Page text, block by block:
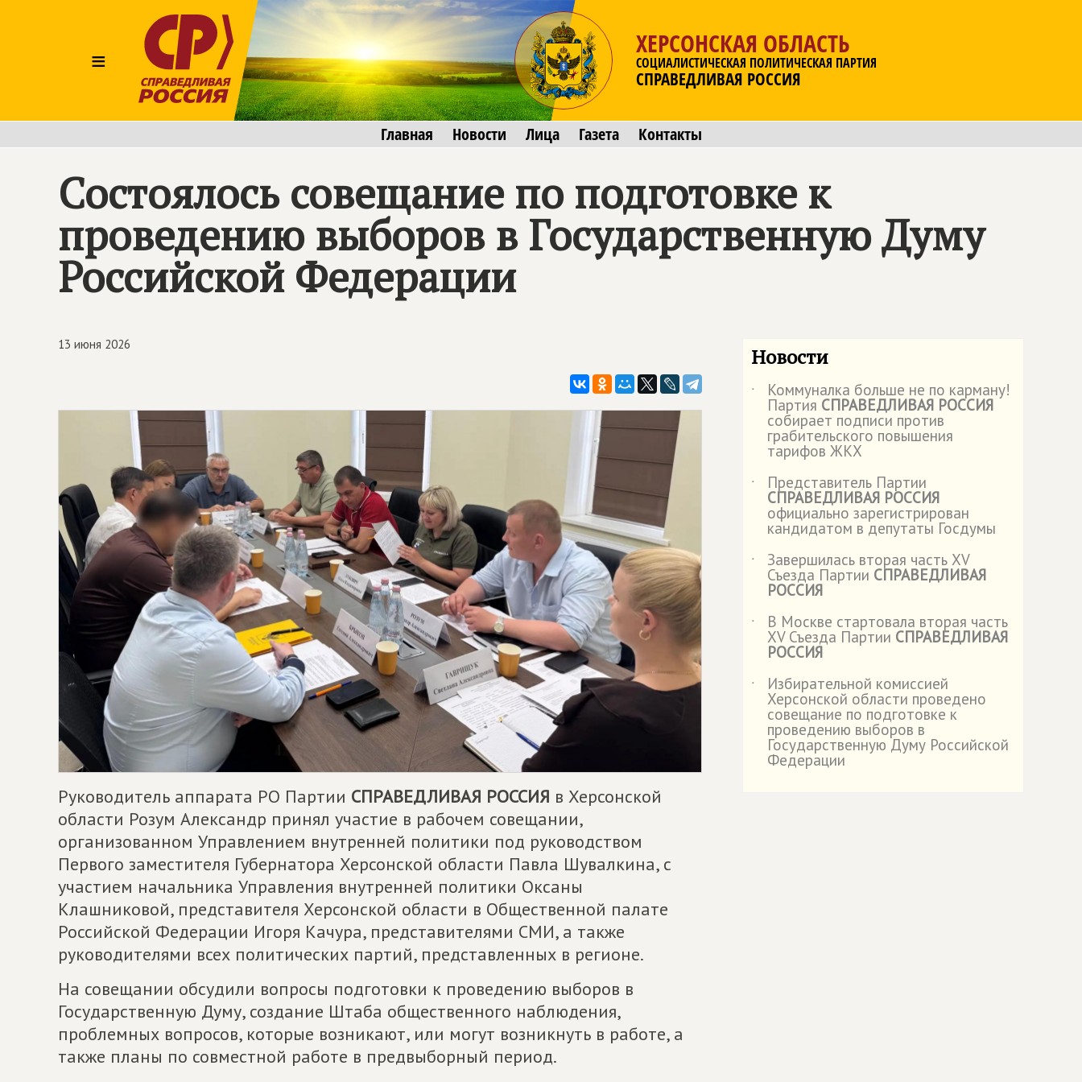
≡
ХЕРСОНСКАЯ ОБЛАСТЬ
СОЦИАЛИСТИЧЕСКАЯ ПОЛИТИЧЕСКАЯ ПАРТИЯ
СПРАВЕДЛИВАЯ РОССИЯ
Главная Новости Лица Газета Контакты
Состоялось совещание по подготовке к
проведению выборов в Государственную Думу
Российской Федерации
13 июня 2026
Руководитель аппарата РО Партии СПРАВЕДЛИВАЯ РОССИЯ в Херсонской
области Розум Александр принял участие в рабочем совещании,
организованном Управлением внутренней политики под руководством
Первого заместителя Губернатора Херсонской области Павла Шувалкина, с
участием начальника Управления внутренней политики Оксаны
Клашниковой, представителя Херсонской области в Общественной палате
Российской Федерации Игоря Качура, представителями СМИ, а также
руководителями всех политических партий, представленных в регионе.
На совещании обсудили вопросы подготовки к проведению выборов в
Государственную Думу, создание Штаба общественного наблюдения,
проблемных вопросов, которые возникают, или могут возникнуть в работе, а
также планы по совместной работе в предвыборный период.
Новости
˙ Коммуналка больше не по карману!
Партия СПРАВЕДЛИВАЯ РОССИЯ
собирает подписи против
грабительского повышения
тарифов ЖКХ
˙
Представитель Партии
СПРАВЕДЛИВАЯ РОССИЯ
официально зарегистрирован
кандидатом в депутаты Госдумы
˙
Завершилась вторая часть XV
Съезда Партии СПРАВЕДЛИВАЯ
РОССИЯ
˙
В Москве стартовала вторая часть
XV Съезда Партии СПРАВЕДЛИВАЯ
РОССИЯ
˙
Избирательной комиссией
Херсонской области проведено
совещание по подготовке к
проведению выборов в
Государственную Думу Российской
Федерации